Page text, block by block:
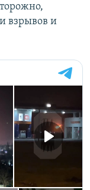
взрывов и